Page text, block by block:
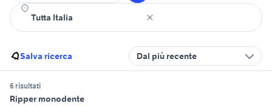
Salva ricerca Dal più recente
6 risultati
Ripper monodente